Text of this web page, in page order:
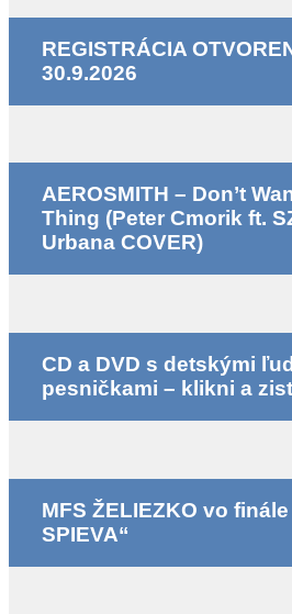
REGISTRÁCIA
30.9.2026
AEROSMITH – Don’t
Thing (Peter Cmorik ft.
Urbana COVER)
CD a DVD s detskými
pesničkami – klikni a
MFS ŽELIEZKO vo
SPIEVA“